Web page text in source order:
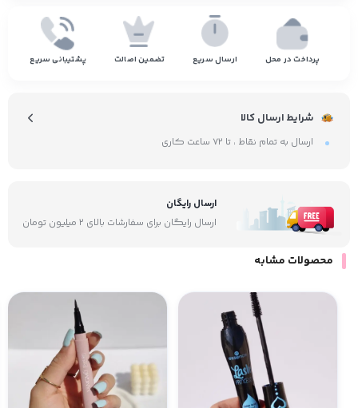
پرداخت در محل ارسال سریع تضمین اصالت پشتیبانی سریع
شرایط ارسال کالا
ارسال به تمام نقاط ، تا ۷۲ ساعت کاری
ارسال رایگان
ارسال رایگان برای سفارشات بالای ۲ میلیون تومان
محصولات مشابه